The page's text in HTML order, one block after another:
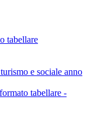
tabellare
e sociale anno
tabellare -